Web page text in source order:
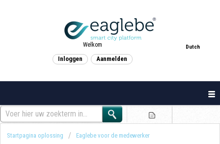
Dutch
Welkom
Inloggen Aanmelden
Startpagina oplossing Eaglebe voor de medewerker